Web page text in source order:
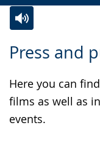
Press and
Here you can
films as well as
events.
to
language.
audio
video
open
up
presenting